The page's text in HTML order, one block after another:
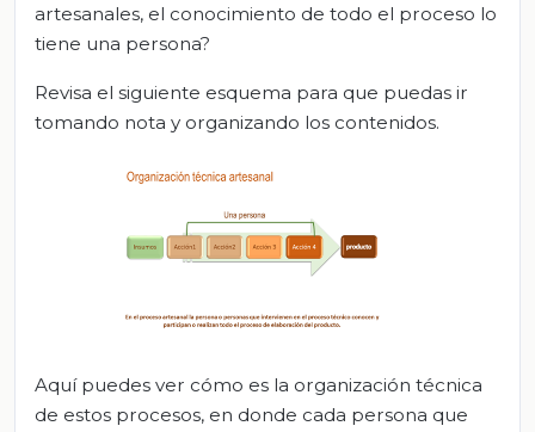
artesanales, el conocimiento de todo el proceso lo
tiene una persona?
Revisa el siguiente esquema para que puedas ir
tomando nota y organizando los contenidos.
Aquí puedes ver cómo es la organización técnica
de estos procesos, en donde cada persona que